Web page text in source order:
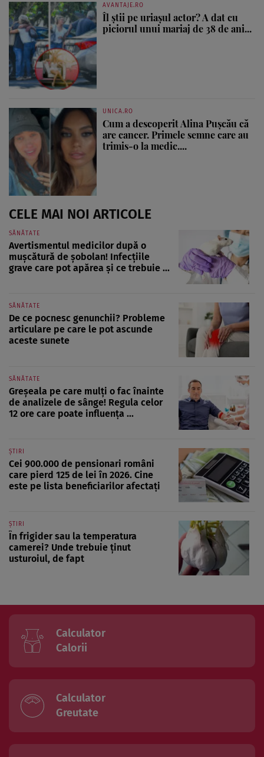
AVANTAJE.RO
Îl știi pe uriașul actor? A dat cu
piciorul unui mariaj de 38 de ani...
UNICA.RO
Cum a descoperit Alina Pușcău că
are cancer. Primele semne care au
trimis-o la medic....
CELE MAI NOI ARTICOLE
SĂNĂTATE
Avertismentul medicilor după o
mușcătură de șobolan! Infecțiile
grave care pot apărea și ce trebuie ...
SĂNĂTATE
De ce pocnesc genunchii? Probleme
articulare pe care le pot ascunde
aceste sunete
SĂNĂTATE
Greșeala pe care mulți o fac înainte
de analizele de sânge! Regula celor
12 ore care poate influența ...
ȘTIRI
Cei 900.000 de pensionari români
care pierd 125 de lei în 2026. Cine
este pe lista beneficiarilor afectați
ȘTIRI
În frigider sau la temperatura
camerei? Unde trebuie ținut
usturoiul, de fapt
Calculator
Calorii
Calculator
Greutate